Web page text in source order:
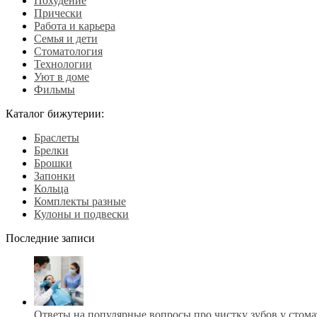
Прически
Работа и карьера
Семья и дети
Стоматология
Технологии
Уют в доме
Фильмы
Каталог бижутерии:
Браслеты
Брелки
Брошки
Запонки
Кольца
Комплекты разные
Кулоны и подвески
Последние записи